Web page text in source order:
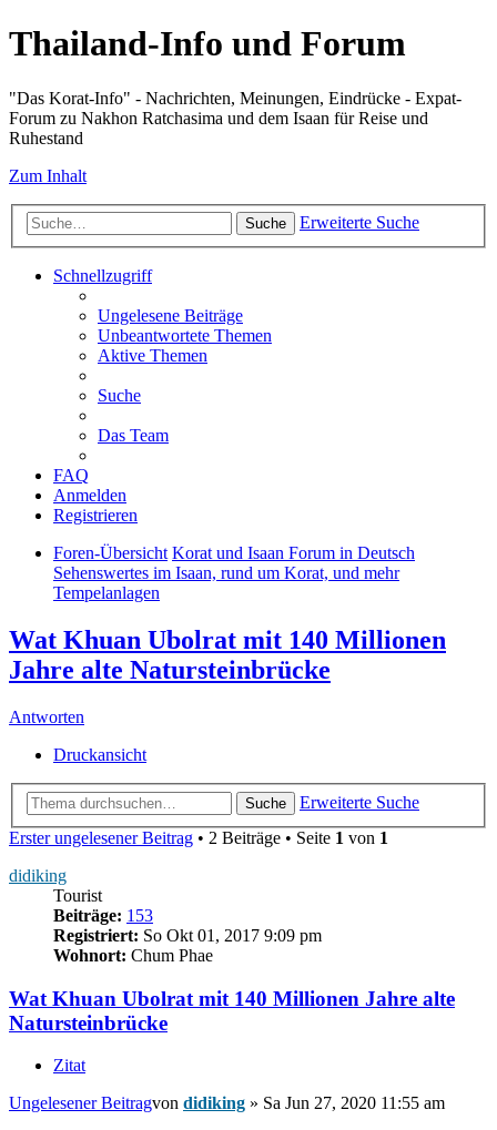
Thailand-Info und Forum
"Das Korat-Info" - Nachrichten, Meinungen, Eindrücke - Expat-
Forum zu Nakhon Ratchasima und dem Isaan für Reise und
Ruhestand
Zum Inhalt
Suche Erweiterte Suche
Schnellzugriff
Ungelesene Beiträge
Unbeantwortete Themen
Aktive Themen
Suche
Das Team
FAQ
Anmelden
Registrieren
Foren-Übersicht Korat und Isaan Forum in Deutsch
Sehenswertes im Isaan, rund um Korat, und mehr
Tempelanlagen
Wat Khuan Ubolrat mit 140 Millionen
Jahre alte Natursteinbrücke
Antworten
Druckansicht
Suche
Erweiterte Suche
Erster ungelesener Beitrag • 2 Beiträge • Seite 1 von 1
didiking
Tourist
Beiträge: 153
Registriert: So Okt 01, 2017 9:09 pm
Wohnort: Chum Phae
Wat Khuan Ubolrat mit 140 Millionen Jahre alte
Natursteinbrücke
Zitat
Ungelesener Beitragvon didiking » Sa Jun 27, 2020 11:55 am